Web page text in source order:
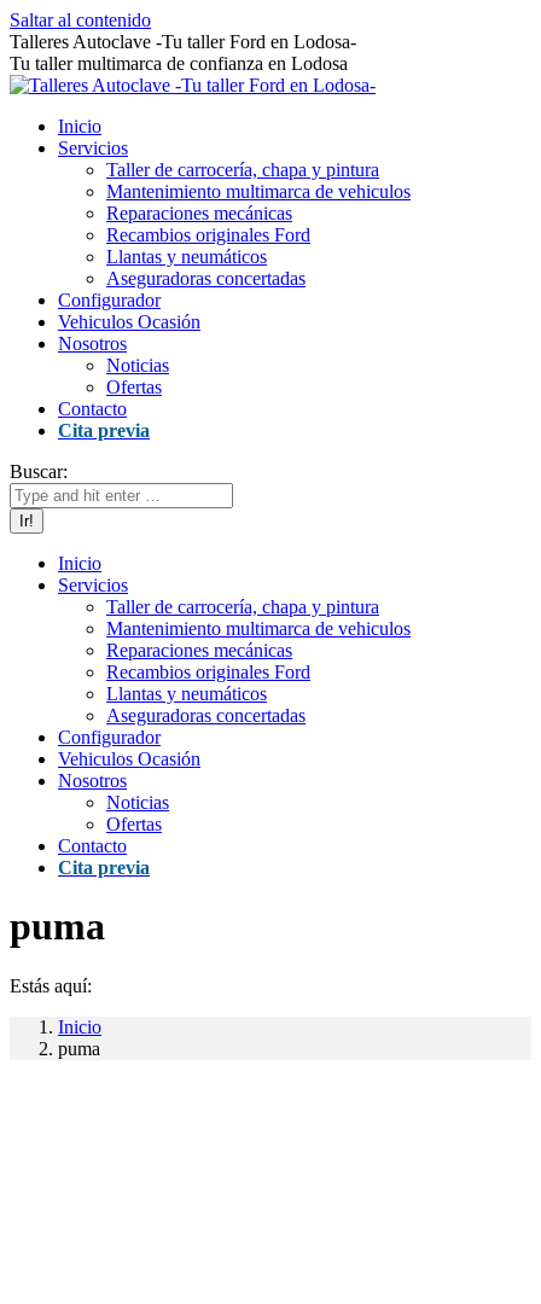
Saltar al contenido
Talleres Autoclave -Tu taller Ford en Lodosa-
Tu taller multimarca de confianza en Lodosa
Inicio
Servicios
Taller de carrocería, chapa y pintura
Mantenimiento multimarca de vehiculos
Reparaciones mecánicas
Recambios originales Ford
Llantas y neumáticos
Aseguradoras concertadas
Configurador
Vehiculos Ocasión
Nosotros
Noticias
Ofertas
Contacto
Cita previa
Buscar:
Inicio
Servicios
Taller de carrocería, chapa y pintura
Mantenimiento multimarca de vehiculos
Reparaciones mecánicas
Recambios originales Ford
Llantas y neumáticos
Aseguradoras concertadas
Configurador
Vehiculos Ocasión
Nosotros
Noticias
Ofertas
Contacto
Cita previa
puma
Estás aquí:
Inicio
puma